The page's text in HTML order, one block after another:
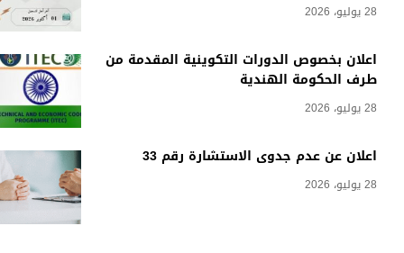
28 يوليو، 2026
اعلان بخصوص الدورات التكوينية المقدمة من
طرف الحكومة الهندية
28 يوليو، 2026
اعلان عن عدم جدوى الاستشارة رقم 33
28 يوليو، 2026